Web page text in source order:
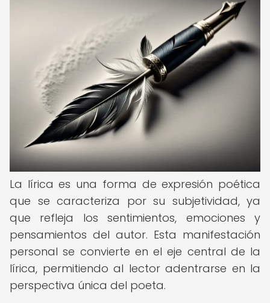
La lírica es una forma de expresión poética
que se caracteriza por su subjetividad, ya
que refleja los sentimientos, emociones y
pensamientos del autor. Esta manifestación
personal se convierte en el eje central de la
lírica, permitiendo al lector adentrarse en la
perspectiva única del poeta.